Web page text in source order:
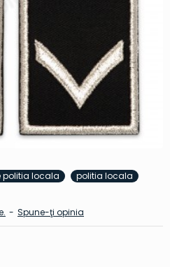
politia locala politia locala
- Spune-ţi opinia